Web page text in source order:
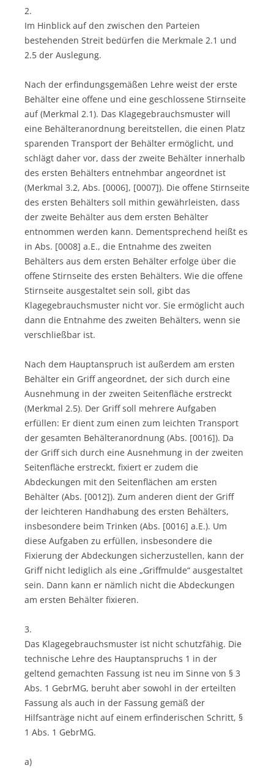
2.
Im Hinblick auf den zwischen den Parteien
bestehenden Streit bedürfen die Merkmale 2.1 und
2.5 der Auslegung.
Nach der erfindungsgemäßen Lehre weist der erste
Behälter eine offene und eine geschlossene Stirnseite
auf (Merkmal 2.1). Das Klagegebrauchsmuster will
eine Behälteranordnung bereitstellen, die einen Platz
sparenden Transport der Behälter ermöglicht, und
schlägt daher vor, dass der zweite Behälter innerhalb
des ersten Behälters entnehmbar angeordnet ist
(Merkmal 3.2, Abs. [0006], [0007]). Die offene Stirnseite
des ersten Behälters soll mithin gewährleisten, dass
der zweite Behälter aus dem ersten Behälter
entnommen werden kann. Dementsprechend heißt es
in Abs. [0008] a.E., die Entnahme des zweiten
Behälters aus dem ersten Behälter erfolge über die
offene Stirnseite des ersten Behälters. Wie die offene
Stirnseite ausgestaltet sein soll, gibt das
Klagegebrauchsmuster nicht vor. Sie ermöglicht auch
dann die Entnahme des zweiten Behälters, wenn sie
verschließbar ist.
Nach dem Hauptanspruch ist außerdem am ersten
Behälter ein Griff angeordnet, der sich durch eine
Ausnehmung in der zweiten Seitenfläche erstreckt
(Merkmal 2.5). Der Griff soll mehrere Aufgaben
erfüllen: Er dient zum einen zum leichten Transport
der gesamten Behälteranordnung (Abs. [0016]). Da
der Griff sich durch eine Ausnehmung in der zweiten
Seitenfläche erstreckt, fixiert er zudem die
Abdeckungen mit den Seitenflächen am ersten
Behälter (Abs. [0012]). Zum anderen dient der Griff
der leichteren Handhabung des ersten Behälters,
insbesondere beim Trinken (Abs. [0016] a.E.). Um
diese Aufgaben zu erfüllen, insbesondere die
Fixierung der Abdeckungen sicherzustellen, kann der
Griff nicht lediglich als eine „Griffmulde“ ausgestaltet
sein. Dann kann er nämlich nicht die Abdeckungen
am ersten Behälter fixieren.
3.
Das Klagegebrauchsmuster ist nicht schutzfähig. Die
technische Lehre des Hauptanspruchs 1 in der
geltend gemachten Fassung ist neu im Sinne von § 3
Abs. 1 GebrMG, beruht aber sowohl in der erteilten
Fassung als auch in der Fassung gemäß der
Hilfsanträge nicht auf einem erfinderischen Schritt, §
1 Abs. 1 GebrMG.
a)